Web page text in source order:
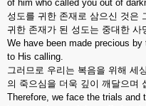
of him who called you out of
성도를 귀한 존재로 삼으신 것은
귀한 존재가 된 성도는 중대한
We have been made precious
to His calling.
그러므로 우리는 복음을 위해 세
의 죽으심을 더욱 깊이 깨달으며
Therefore, we face the trials and